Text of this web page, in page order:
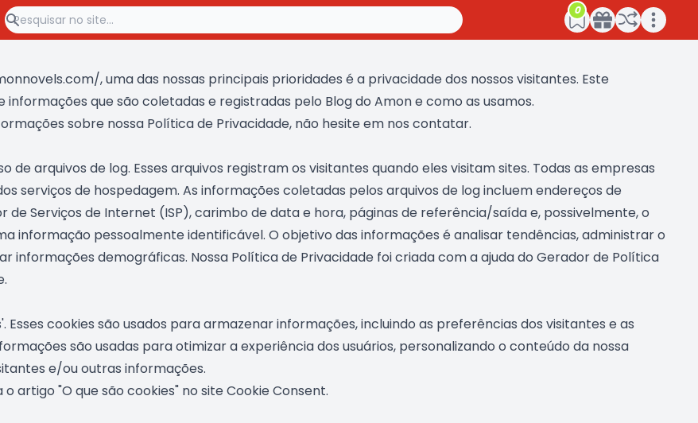
Open main menu
0
, uma das nossas principais prioridades é a privacidade dos nossos visitantes. Este
que são coletadas e registradas pelo Blog do Amon e como as usamos.
sobre nossa Política de Privacidade, não hesite em nos contatar.
arquivos de log. Esses arquivos registram os visitantes quando eles visitam sites. Todas as empresas
serviços de hospedagem. As informações coletadas pelos arquivos de log incluem endereços de
Serviços de Internet (ISP), carimbo de data e hora, páginas de referência/saída e, possivelmente, o
informação pessoalmente identificável. O objetivo das informações é analisar tendências, administrar o
informações demográficas. Nossa Política de Privacidade foi criada com a ajuda do Gerador de Política
Esses cookies são usados para armazenar informações, incluindo as preferências dos visitantes e as
são usadas para otimizar a experiência dos usuários, personalizando o conteúdo da nossa
e/ou outras informações.
artigo "O que são cookies" no site Cookie Consent.